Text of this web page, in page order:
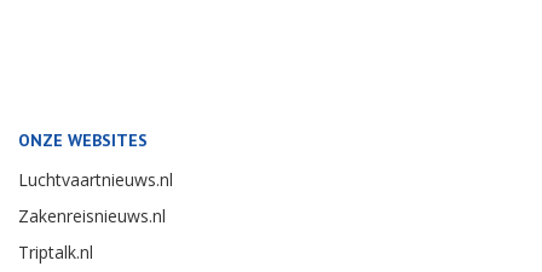
ONZE WEBSITES
Luchtvaartnieuws.nl
Zakenreisnieuws.nl
Triptalk.nl